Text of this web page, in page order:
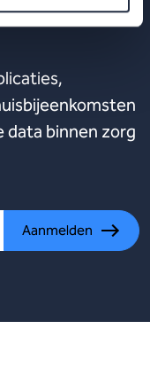
data binnen zorg
Aanmelden